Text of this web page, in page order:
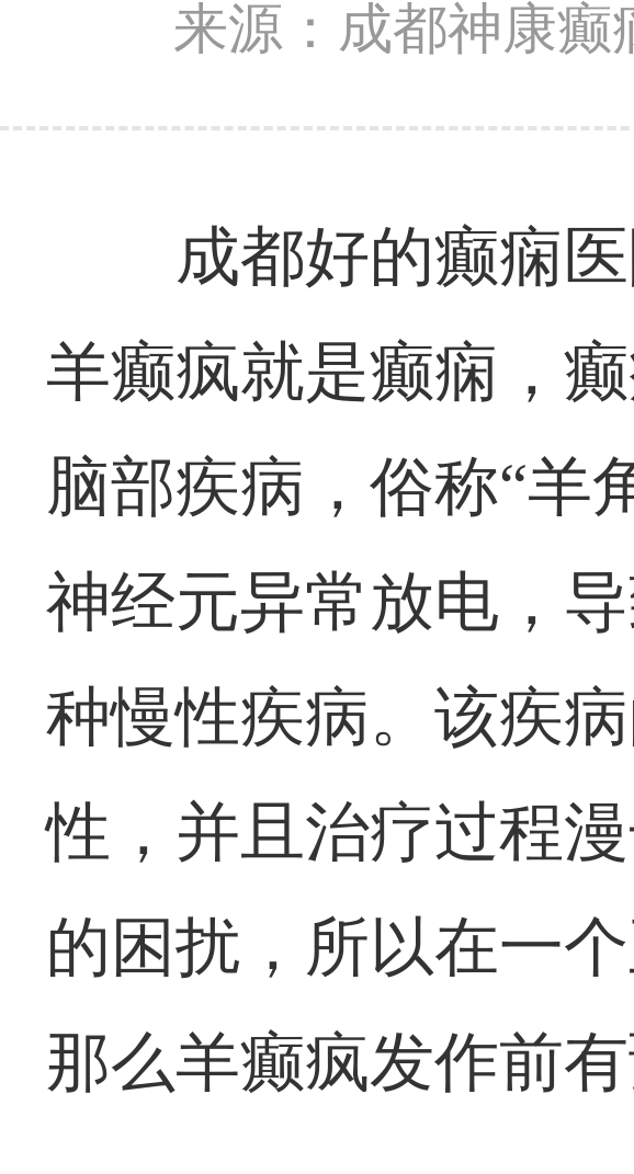
来源：成都神康癫
成都好的癫痫医
羊癫疯就是癫痫，
脑部疾病，俗称“羊
神经元异常放电，
种慢性疾病。该疾
性，并且治疗过程
的困扰，所以在一
那么羊癫疯发作前